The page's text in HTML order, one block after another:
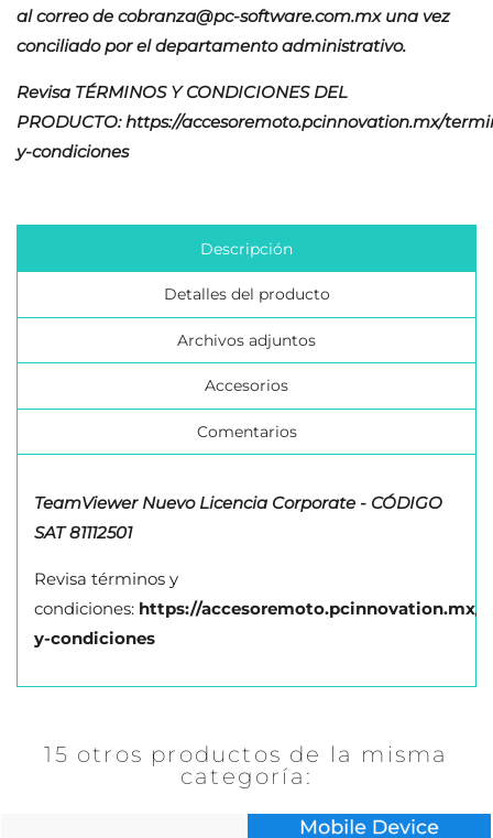
al correo de cobranza@pc-software.com.mxuna vez
conciliado por el departamento administrativo.
Revisa TÉRMINOS Y CONDICIONES DEL
PRODUCTO: https://accesoremoto.pcinnovation.mx/
y-condiciones
Descripción
Detalles del producto
Archivos adjuntos
Accesorios
Comentarios
TeamViewer Nuevo Licencia Corporate - CÓDIGO
SAT 81112501
Revisa términos y
condiciones: https://accesoremoto.pcinnovation.mx/
y-condiciones
15 otros productos de la misma
categoría:
MI LISTA DE REGALOS
Cancelar Crear lista de deseos
Debe iniciar sesión para guardar productos en su
Iniciar sesión